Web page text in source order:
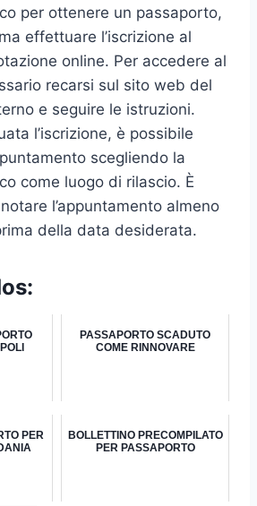
per ottenere un passaporto,
effettuare l’iscrizione al
online. Per accedere al
recarsi sul sito web del
e seguire le istruzioni.
l’iscrizione, è possibile
scegliendo la
come luogo di rilascio. È
l’appuntamento almeno
della data desiderata.
PASSAPORTO SCADUTO
COME RINNOVARE
PER
BOLLETTINO PRECOMPILATO
PER PASSAPORTO